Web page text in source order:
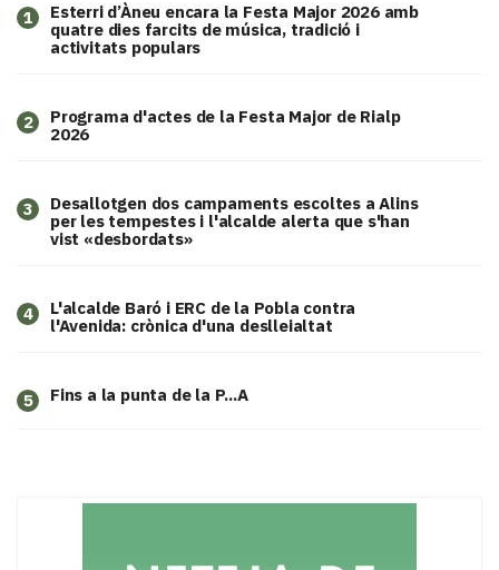
1
Esterri d’Àneu encara la Festa Major 2026 amb
quatre dies farcits de música, tradició i
activitats populars
2
Programa d'actes de la Festa Major de Rialp
2026
3
​Desallotgen dos campaments escoltes a Alins
per les tempestes i l'alcalde alerta que s'han
vist «desbordats»
4
L'alcalde Baró i ERC de la Pobla contra
l'Avenida: crònica d'una deslleialtat
5 Fins a la punta de la P...A